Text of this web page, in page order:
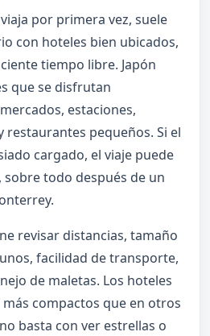
por primera vez, suele
con hoteles bien ubicados,
tiempo libre. Japón
que se disfrutan
estaciones,
pequeños. Si el
cargado, el viaje puede
todo después de un
revisar distancias, tamaño
facilidad de transporte,
de maletas. Los hoteles
más compactos que en otros
basta con ver estrellas o